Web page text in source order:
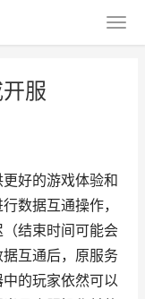
服
好的游戏体验和
数据互通操作，
结束时间可能会
互通后，原服务
的玩家依然可以